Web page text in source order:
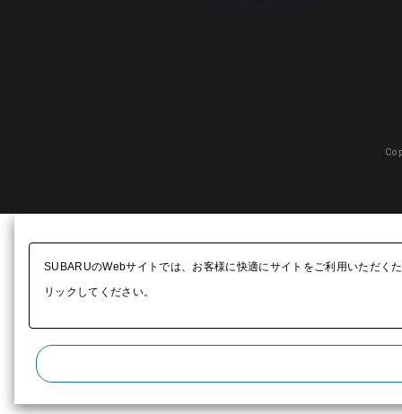
SUBARUのWebサイトでは、お客様に快適にサイトをご利用いただく
リックしてください。​